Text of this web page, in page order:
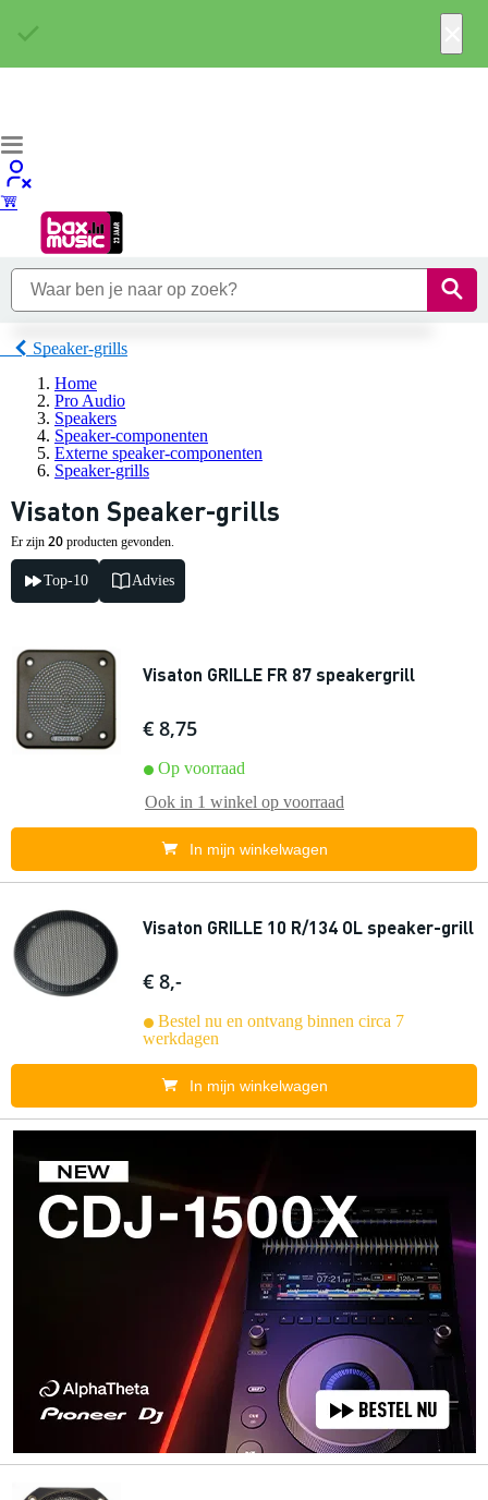
Speaker-grills
Home
Pro Audio
Speakers
Speaker-componenten
Externe speaker-componenten
Speaker-grills
Visaton Speaker-grills
Er zijn 20 producten gevonden.
Top-10 Advies
Visaton GRILLE FR 87 speakergrill
€ 8,75
Op voorraad
Ook in 1 winkel op voorraad
In mijn winkelwagen
Visaton GRILLE 10 R/134 OL speaker-grill
€ 8,-
Bestel nu en ontvang binnen circa 7
werkdagen
In mijn winkelwagen